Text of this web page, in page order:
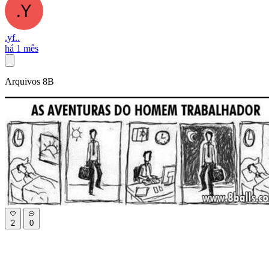
.yf..
há 1 mês
Arquivos 8B
2 0